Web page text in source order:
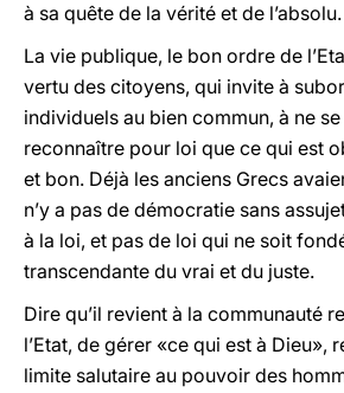
à sa quête de la vérité et de l’absolu.
La vie publique, le bon ordre de
vertu des citoyens, qui invite à
individuels au bien commun, à ne
reconnaître pour loi que ce qui est
et bon. Déjà les anciens Grecs
n’y a pas de démocratie sans
à la loi, et pas de loi qui ne soit
transcendante du vrai et du juste.
Dire qu’il revient à la communauté
l’Etat, de gérer «ce qui est à Dieu»,
limite salutaire au pouvoir des